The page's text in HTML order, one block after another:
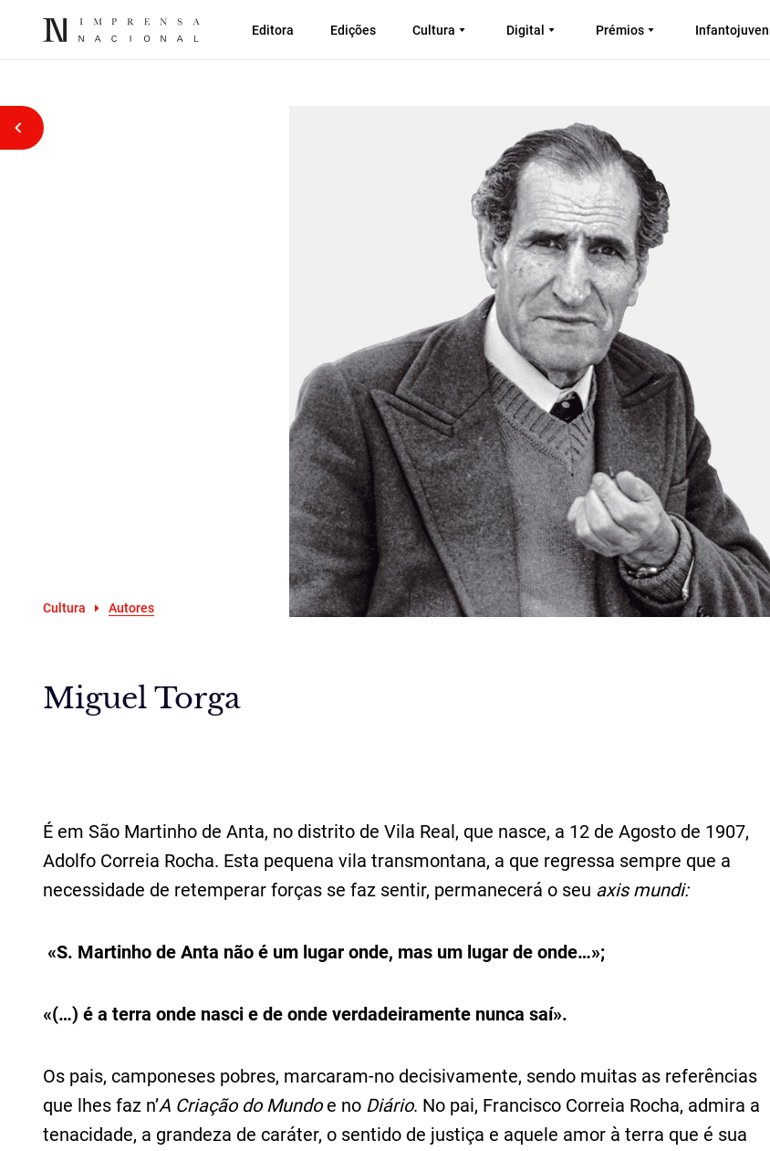
Editora Edições Cultura Digital Prémios
Voltar atrás
Cultura Autores
Miguel Torga
É em São Martinho de Anta, no distrito de Vila Real, que nasce, a 12 de Agosto de 1907,
Adolfo Correia Rocha. Esta pequena vila transmontana, a que regressa sempre que a
necessidade de retemperar forças se faz sentir, permanecerá o seu axis mundi:
«S. Martinho de Anta não é um lugar onde, mas um lugar de onde…»;
«(…) é a terra onde nasci e de onde verdadeiramente nunca saí».
Os pais, camponeses pobres, marcaram-no decisivamente, sendo muitas as referências
que lhes faz n’A Criação do Mundo e no Diário. No pai, Francisco Correia Rocha, admira a
tenacidade, a grandeza de caráter, o sentido de justiça e aquele amor à terra que é sua